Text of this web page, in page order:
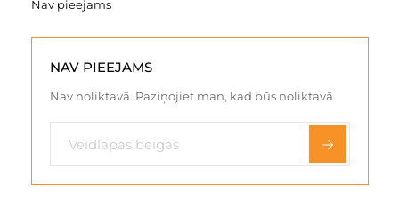
Nav pieejams
NAV PIEEJAMS
Nav noliktavā. Paziņojiet man, kad būs noliktavā.